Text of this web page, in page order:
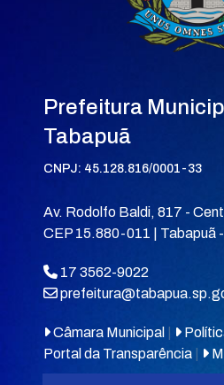
Prefeitura
Tabapuã
CNPJ: 45.128.816/0001-33
Av. Rodolfo Baldi, 817 -
CEP 15.880-011 | Tabapuã
17 3562-9022
Câmara Municipal
Portal da Transparência